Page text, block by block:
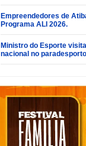
Empreendedores de
Programa ALI 2026.
Ministro do Esporte
nacional no